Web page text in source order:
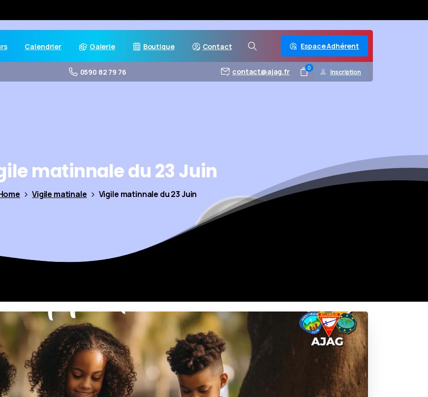
Calendrier Galerie Boutique Contact Espace Adhérent
0590 82 79 76 contact@ajag.fr 0 Inscription
matinnaledu23Juin
Vigile matinale Vigile matinnale du 23 Juin